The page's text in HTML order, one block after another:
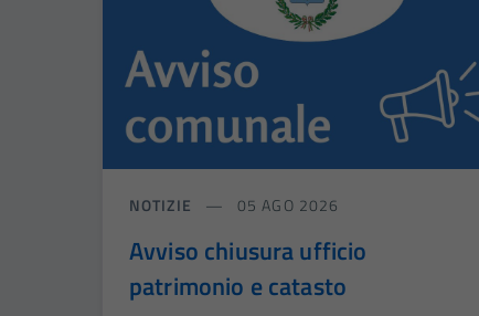
NOTIZIE 05 AGO 2026
Avviso chiusura ufficio
patrimonio e catasto